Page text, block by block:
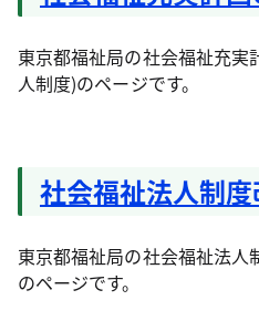
東京都福祉局の社会福祉充
人制度)のページです。
社会福祉法人制
東京都福祉局の社会福祉法人
のページです。